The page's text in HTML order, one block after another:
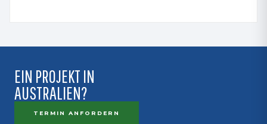
EIN PROJEKT IN
AUSTRALIEN?
TERMIN ANFORDERN